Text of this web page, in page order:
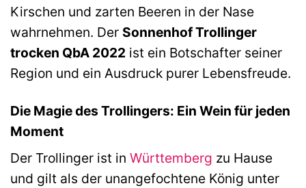
Kirschen und zarten Beeren in der Nase
wahrnehmen. Der Sonnenhof Trollinger
trocken QbA 2022 ist ein Botschafter seiner
Region und ein Ausdruck purer Lebensfreude.
Die Magie des Trollingers: Ein Wein für jeden
Moment
Der Trollinger ist in Württemberg zu Hause
und gilt als der unangefochtene König unter